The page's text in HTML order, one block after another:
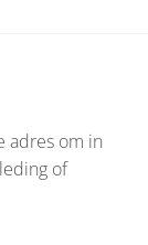
adres om in
of